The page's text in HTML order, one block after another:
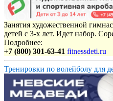
Занятия художественной
детей с 3-х лет. Идет набор.
Подробнее:
+7 (800) 301-63-41 fitnessdeti.ru
Тренировки по волейболу для